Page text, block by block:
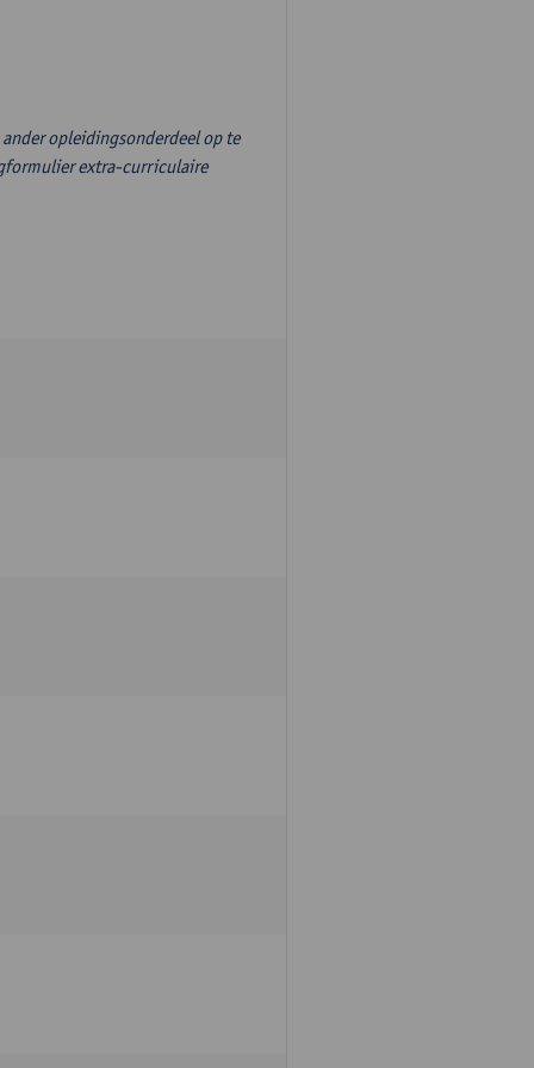
opleidingsonderdeel op te
extra-curriculaire